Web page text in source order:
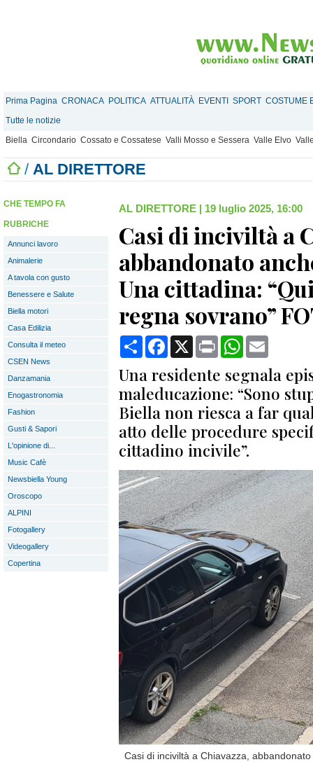
Prima Pagina CRONACA POLITICA ATTUALITÀ EVENTI SPORT COSTUME
Tutte le notizie
Biella Circondario Cossato e Cossatese Valli Mosso e Sessera Valle Elvo
/ AL DIRETTORE
CHE TEMPO FA
RUBRICHE
Annunci lavoro
Animalerie
A tavola con gusto
Benessere e Salute
Biella motori
Casa Edilizia
Consulta il meteo
CSEN News
Danzamania
Enogastronomia
Fashion
Gusti & Sapori
L'opinione di...
Music Cafè
Newsbiella Young
Oroscopo
ALPINI
Fotogallery
Videogallery
Copertina
AL DIRETTORE | 19 luglio 2025, 16:00
Casi di inciviltà a
abbandonato
Una cittadina:
regna sovrano”
CondividiFacebook
X Print WhatsApp
Una residente segnala
maleducazione: “Sono
Biella non riesca a far
atto delle procedure
cittadino incivile”.
Casi di inciviltà a Chiavazza,